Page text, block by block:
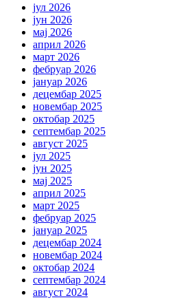
јул 2026
јун 2026
мај 2026
април 2026
март 2026
фебруар 2026
јануар 2026
децембар 2025
новембар 2025
октобар 2025
септембар 2025
август 2025
јул 2025
јун 2025
мај 2025
април 2025
март 2025
фебруар 2025
јануар 2025
децембар 2024
новембар 2024
октобар 2024
септембар 2024
август 2024